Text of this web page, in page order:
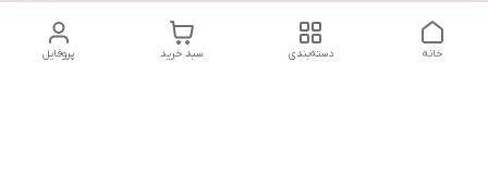
پروفایل سبد خرید دسته‌بندی خانه